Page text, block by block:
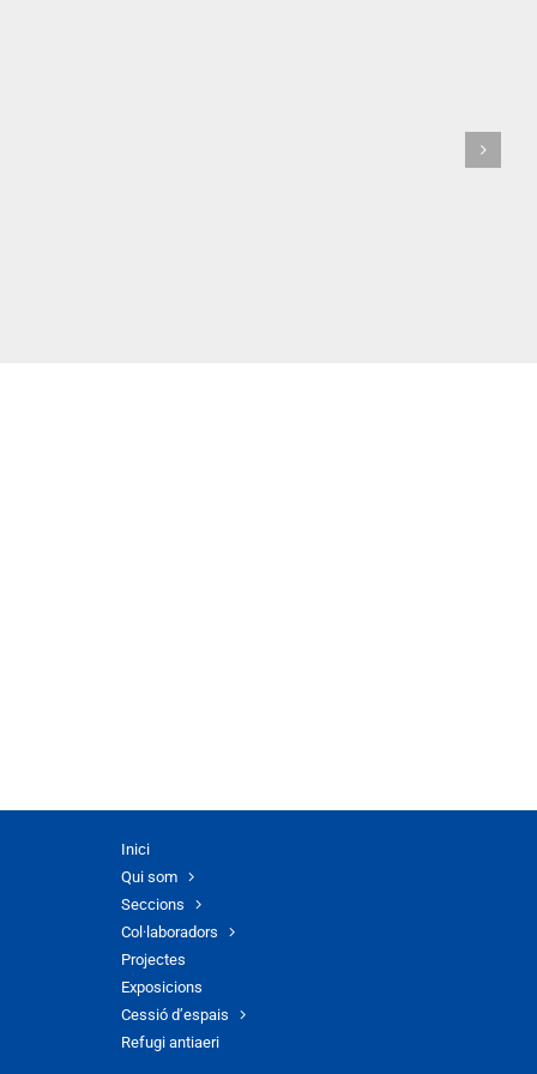
Inici
Qui som
Seccions
Col·laboradors
Projectes
Exposicions
Cessió d’espais
Refugi antiaeri